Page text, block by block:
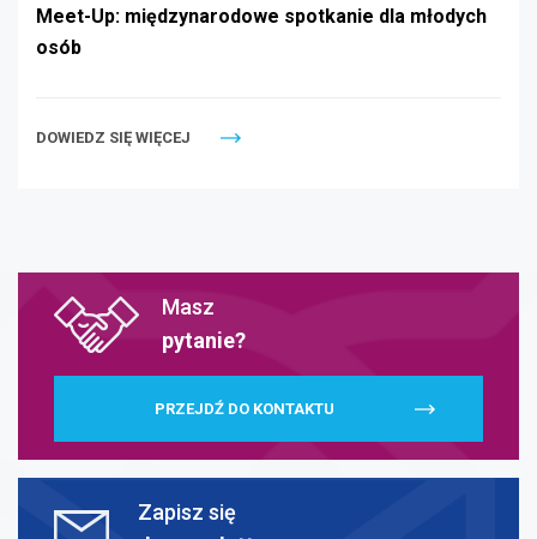
Meet-Up: międzynarodowe spotkanie dla młodych
osób
DOWIEDZ SIĘ WIĘCEJ
Masz
pytanie?
PRZEJDŹ DO KONTAKTU
Zapisz się